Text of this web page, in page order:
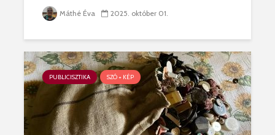
Máthé Éva 2025. október 01.
PUBLICISZTIKA SZÓ + KÉP